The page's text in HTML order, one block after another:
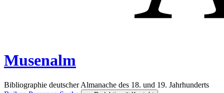
Musenalm
Bibliographie deutscher Almanache des 18. und 19. Jahrhunderts